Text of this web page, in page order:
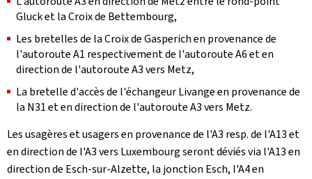
Gluck et la Croix de Bettembourg,
Les bretelles de la Croix de Gasperich en provenance de
l'autoroute A1 respectivement de l'autoroute A6 et en
direction de l'autoroute A3 vers Metz,
La bretelle d'accès de l'échangeur Livange en provenance de
la N31 et en direction de l'autoroute A3 vers Metz.
Les usagères et usagers en provenance de l'A3 resp. de l'A13 et
en direction de l'A3 vers Luxembourg seront déviés via l'A13 en
direction de Esch-sur-Alzette, la jonction Esch, l'A4 en